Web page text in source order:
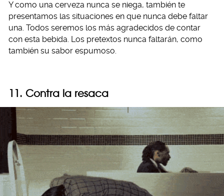
Y como una cerveza nunca se niega, también te
presentamos las situaciones en que nunca debe faltar
una. Todos seremos los más agradecidos de contar
con esta bebida. Los pretextos nunca faltarán, como
también su sabor espumoso.
11. Contra la resaca